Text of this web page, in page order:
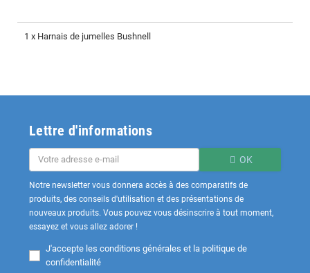
1 x Harnais de jumelles Bushnell
Lettre d'informations
OK
Notre newsletter vous donnera accès à des comparatifs de
produits, des conseils d'utilisation et des présentations de
nouveaux produits. Vous pouvez vous désinscrire à tout moment,
essayez et vous allez adorer !
J'accepte les conditions générales et la politique de
confidentialité